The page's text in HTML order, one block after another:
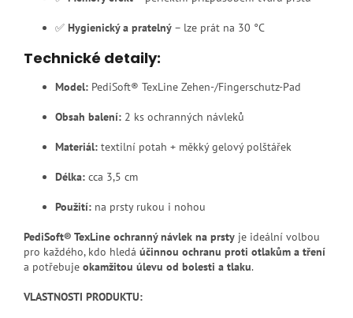
✅ Hygienický a pratelný – lze prát na 30 °C
Technické detaily:
Model: PediSoft® TexLine Zehen-/Fingerschutz-Pad
Obsah balení: 2 ks ochranných návleků
Materiál: textilní potah + měkký gelový polštářek
Délka: cca 3,5 cm
Použití: na prsty rukou i nohou
PediSoft® TexLine ochranný návlek na prsty je ideální volbou
pro každého, kdo hledá účinnou ochranu proti otlakům a tření
a potřebuje okamžitou úlevu od bolesti a tlaku.
VLASTNOSTI PRODUKTU: